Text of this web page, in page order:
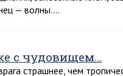
— волны….
с чудовищем…
страшнее, чем